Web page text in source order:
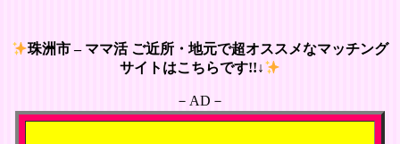
珠洲市 – ママ活 ご近所・地元で超オススメなマッチング
サイトはこちらです!!↓
－AD－